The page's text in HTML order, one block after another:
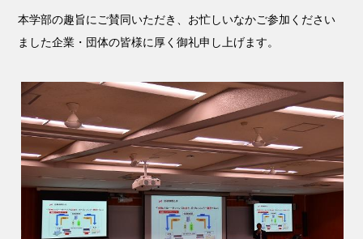
本学部の趣旨にご賛同いただき、お忙しいなかご参加ください
ました企業・団体の皆様に厚く御礼申し上げます。